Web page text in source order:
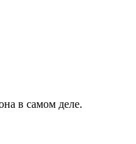
в самом деле.